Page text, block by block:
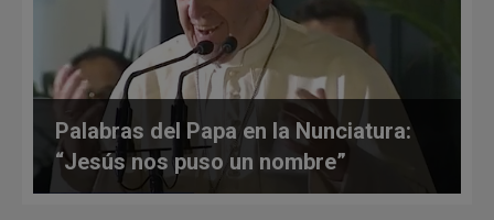
Palabras del Papa en la Nunciatura:
“Jesús nos puso un nombre”